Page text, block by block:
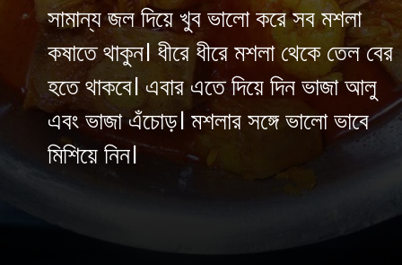
সামান্য জল দিয়ে খুব ভালো করে সব মশলা
কষাতে থাকুন। ধীরে ধীরে মশলা থেকে তেল বের
হতে থাকবে। এবার এতে দিয়ে দিন ভাজা আলু
এবং ভাজা এঁচোড়। মশলার সঙ্গে ভালো ভাবে
মিশিয়ে নিন।